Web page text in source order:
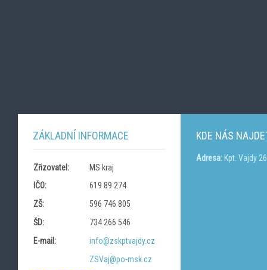
ZÁKLADNÍ INFORMACE
Zřizovatel:
MS kraj
IČO:
619 89 274
ZŠ:
596 746 805
ŠD:
734 266 546
E-mail:
info@zskptvajdy.cz
ZSVaj@po-msk.cz
KDE NÁS
Adresa:Kpt. Vajdy